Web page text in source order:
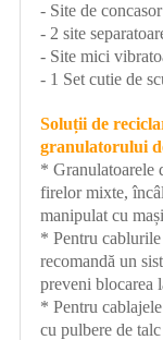
- Site de concasor
- 2 site
- Site mici
- 1 Set cutie de
Soluții de
granulatorului
* Granulatoarele
firelor mixte,
manipulat cu
* Pentru cablurile
recomandă un
preveni blocarea
* Pentru
cu pulbere de